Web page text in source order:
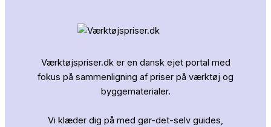
Værktøjspriser.dk er en dansk ejet portal med
fokus på sammenligning af priser på værktøj og
byggematerialer.
Vi klæder dig på med gør-det-selv guides,